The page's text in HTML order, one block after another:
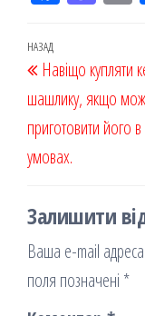
k on
Навігація
записів
Попередній
запис
НАЗАД
Навіщо купляти
шашлику, якщо
приготовити його
умовах.
Залишити
Ваша e-mail
поля позначені *